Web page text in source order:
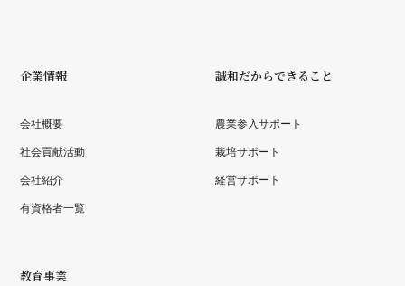
企業情報
会社概要
社会貢献活動
会社紹介
有資格者一覧
誠和だからできること
農業参入サポート
栽培サポート
経営サポート
教育事業